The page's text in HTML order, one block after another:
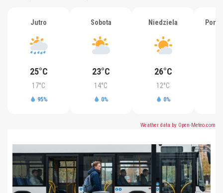
Jutro
25°C
17°C
95%
Sobota
23°C
14°C
0%
Niedziela
26°C
12°C
0%
Weather data by Open-Meteo.com